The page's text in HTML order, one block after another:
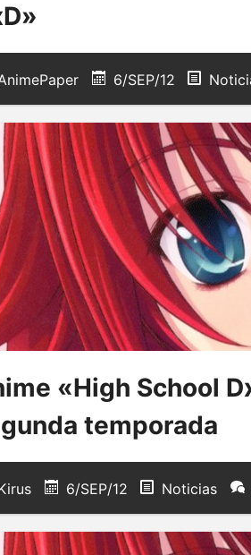
6/SEP/12
«High School
temporada
6/SEP/12 Noticias